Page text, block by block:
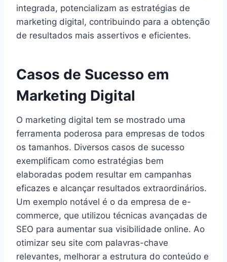
integrada, potencializam as estratégias de
marketing digital, contribuindo para a obtenção
de resultados mais assertivos e eficientes.
Casos de Sucesso em
Marketing Digital
O marketing digital tem se mostrado uma
ferramenta poderosa para empresas de todos
os tamanhos. Diversos casos de sucesso
exemplificam como estratégias bem
elaboradas podem resultar em campanhas
eficazes e alcançar resultados extraordinários.
Um exemplo notável é o da empresa de e-
commerce, que utilizou técnicas avançadas de
SEO para aumentar sua visibilidade online. Ao
otimizar seu site com palavras-chave
relevantes, melhorar a estrutura do conteúdo e